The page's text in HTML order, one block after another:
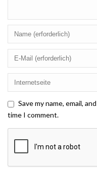
Save my name, email,
time I comment.